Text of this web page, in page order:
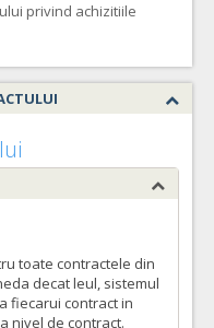
privind achizitiile
toate contractele din
decat leul, sistemul
fiecarui contract in
nivel de contract.